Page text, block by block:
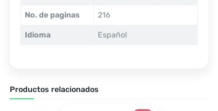
No. de paginas 216
Idioma Español
Productos relacionados